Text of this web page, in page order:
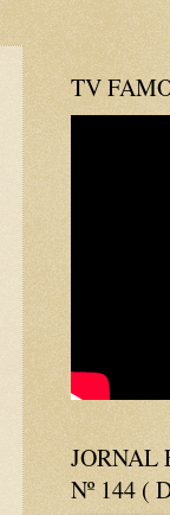
TV
JORNAL
Nº 144 (